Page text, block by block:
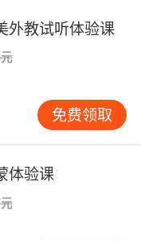
下几个方面入
心和能力。 第一
础薄弱，不要急
始补起。找一套
每天花15-20分
这个过程不必太
如比赛谁读得更
一入学时英语成
先不要逼他背单
他们每天晚饭后
孩子的发音明显
外教试听体验课
免费领取
体验课